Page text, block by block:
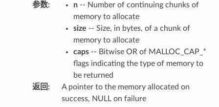
参数: n-- Number of continuing chunks of
memory to allocate
size -- Size, in bytes, of a chunk of
memory to allocate
caps-- Bitwise OR of MALLOC_CAP_*
flags indicating the type of memory to
be returned
返回 :
A pointer to the memory allocated on
success, NULL on failure